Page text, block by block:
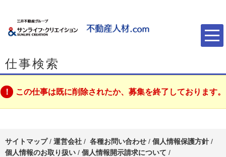
仕事検索
この仕事は既に削除されたか、募集を終了しております。
サイトマップ/ 運営会社 / 各種お問い合わせ / 個人情報保護方針 /
個人情報のお取り扱い / 個人情報開示請求について /